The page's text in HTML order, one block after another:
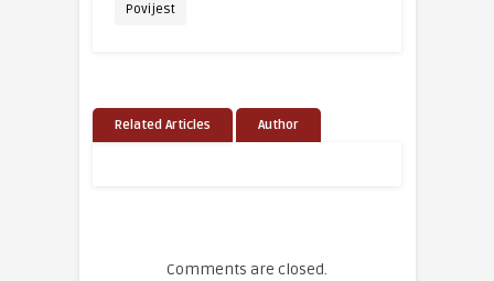
Povijest
Related Articles Author
Comments are closed.